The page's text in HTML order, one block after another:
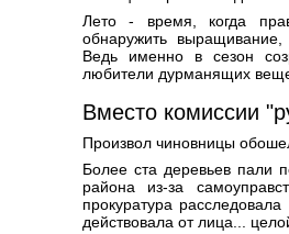
Лето - время, когда
обнаружить
Ведь именно в сезон
любители дурманящих
Вместо комиссии
Произвол чиновницы
Более ста деревьев пали
района из-за
прокуратура
действовала от лица...